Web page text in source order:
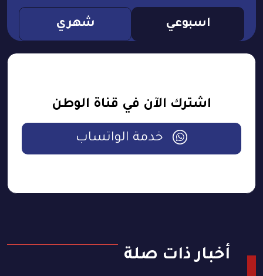
اسبوعي شهري
اشترك الآن في قناة الوطن
خدمة الواتساب
أخبار ذات صلة